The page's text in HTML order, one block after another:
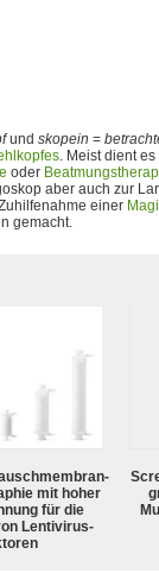
und skopein =
. Meist dient
oder
aber auch zur
einer
gemacht.
mit hoher
für die
Lentivirus-